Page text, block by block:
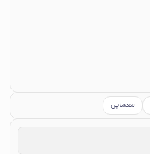
معمایی